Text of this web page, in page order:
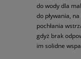
do wody dla
do pływania,
pochłania
gdyż brak
im solidne